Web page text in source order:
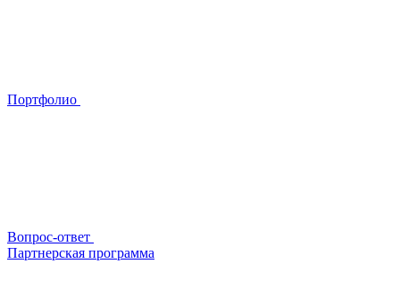
Портфолио
Вопрос-ответ
Партнерская программа